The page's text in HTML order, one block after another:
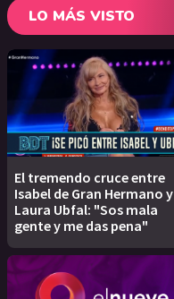
LO MÁS VISTO
El tremendo cruce entre
Isabel de Gran Hermano y
Laura Ubfal: "Sos mala
gente y me das pena"